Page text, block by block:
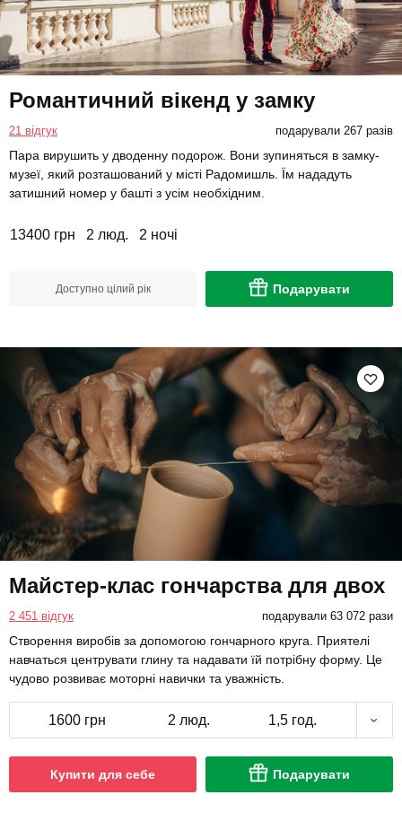
Романтичний вікенд у замку
21 відгук подарували 267 разів
Пара вирушить у дводенну подорож. Вони зупиняться в замку-
музеї, який розташований у місті Радомишль. Їм нададуть
затишний номер у башті з усім необхідним.
13400 грн 2 люд. 2 ночі
Доступно цілий рік Подарувати
Майстер-клас гончарства для двох
2 451 відгук подарували 63 072 рази
Створення виробів за допомогою гончарного круга. Приятелі
навчаться центрувати глину та надавати їй потрібну форму. Це
чудово розвиває моторні навички та уважність.
1600 грн 2 люд. 1,5 год.
Купити для себе Подарувати